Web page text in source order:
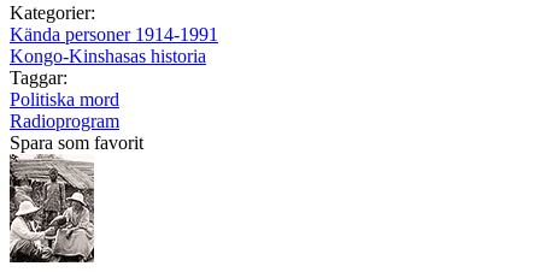
Kategorier:
Kända personer 1914-1991
Kongo-Kinshasas historia
Taggar:
Politiska mord
Radioprogram
Spara som favorit